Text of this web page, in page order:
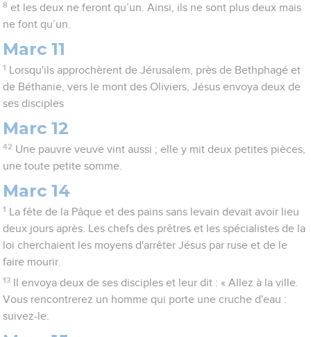
8 et les deux ne feront qu’un. Ainsi, ils ne sont plus deux mais
ne font qu’un.
Marc 11
1
Lorsqu'ils approchèrent de Jérusalem, près de Bethphagé et
de Béthanie, vers le mont des Oliviers, Jésus envoya deux de
ses disciples
Marc 12
42 Une pauvre veuve vint aussi ; elle y mit deux petites pièces,
une toute petite somme.
Marc 14
1
La fête de la Pâque et des pains sans levain devait avoir lieu
deux jours après. Les chefs des prêtres et les spécialistes de la
loi cherchaient les moyens d'arrêter Jésus par ruse et de le
faire mourir.
13
Il envoya deux de ses disciples et leur dit : « Allez à la ville.
Vous rencontrerez un homme qui porte une cruche d'eau :
suivez-le.